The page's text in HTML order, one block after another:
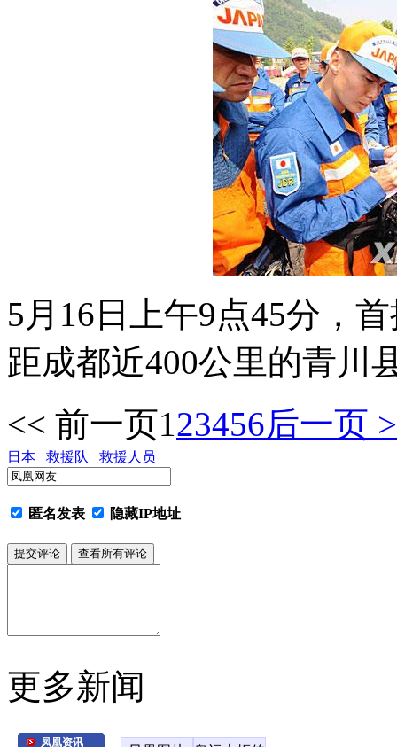
5月16日上午9点45分，
距成都近400公里的青川
<< 前一页123456后一页
日本 救援队 救援人员
匿名发表 隐藏IP地址
更多新闻
凤凰资讯